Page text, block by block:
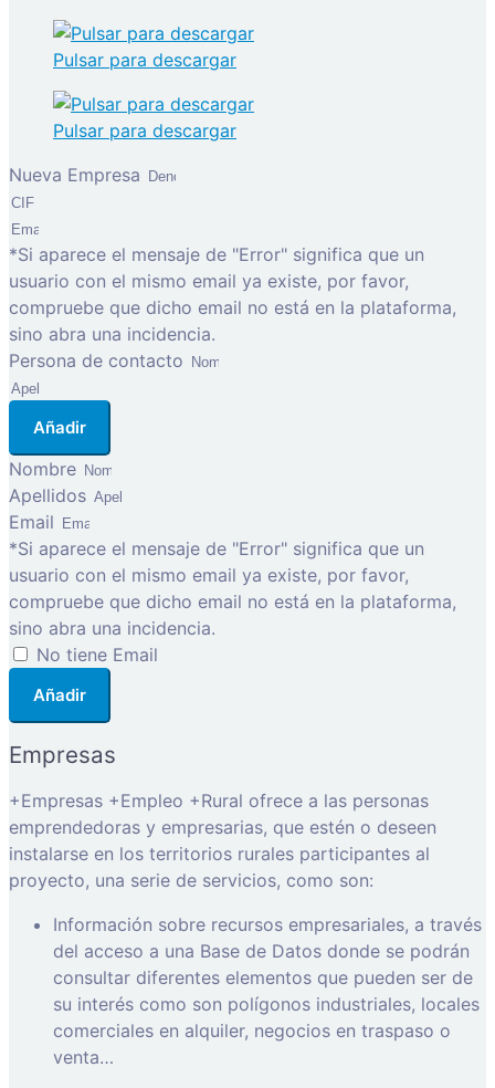
Pulsar para descargar
Pulsar para descargar
Nueva Empresa
*Si aparece el mensaje de "Error" significa que un
usuario con el mismo email ya existe, por favor,
compruebe que dicho email no está en la plataforma,
sino abra una incidencia.
Persona de contacto
Añadir
Nombre
Apellidos
Email
*Si aparece el mensaje de "Error" significa que un
usuario con el mismo email ya existe, por favor,
compruebe que dicho email no está en la plataforma,
sino abra una incidencia.
No tiene Email
Añadir
Empresas
+Empresas +Empleo +Rural ofrece a las personas
emprendedoras y empresarias, que estén o deseen
instalarse en los territorios rurales participantes al
proyecto, una serie de servicios, como son:
Información sobre recursos empresariales, a través
del acceso a una Base de Datos donde se podrán
consultar diferentes elementos que pueden ser de
su interés como son polígonos industriales, locales
comerciales en alquiler, negocios en traspaso o
venta…